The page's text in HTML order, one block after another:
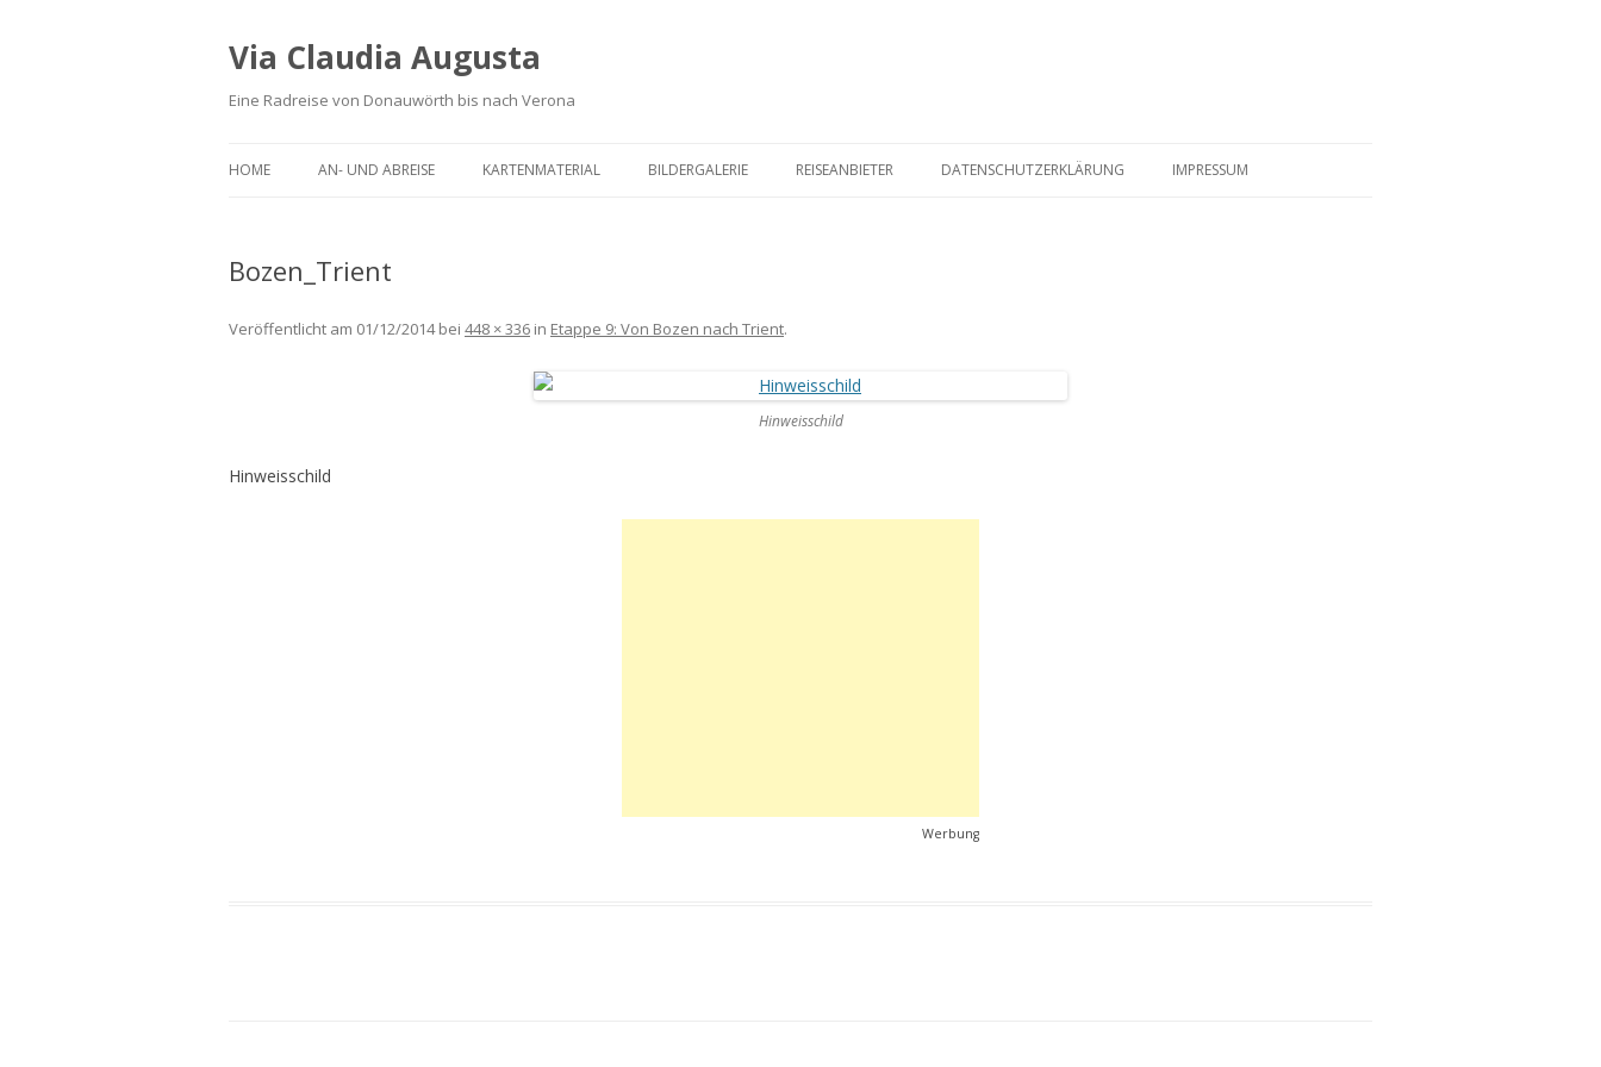
Via Claudia Augusta
Eine Radreise von Donauwörth bis nach Verona
Inhalt
HOME AN- UND ABREISE KARTENMATERIAL BILDERGALERIE REISEANBIETER DATENSCHUTZERKLÄRUNG IMPRESSUM
Bozen_Trient
Veröffentlicht am 01/12/2014bei 448 × 336 in Etappe 9: Von Bozen nach Trient.
Hinweisschild
Hinweisschild
Werbung